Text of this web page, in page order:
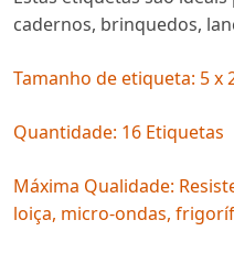
cadernos, brinquedos,
Tamanho de etiqueta: 5 x
Quantidade: 16 Etiquetas
Máxima Qualidade:
loiça, micro-ondas,